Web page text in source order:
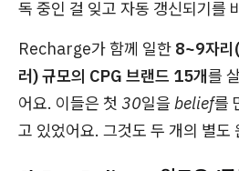
독 중인 걸 잊고 자동 갱신되기를
Recharge가 함께 일한 8~9자리
러) 규모의 CPG 브랜드 15개를
어요. 이들은 첫 30일을 belief를
고 있었어요. 그것도 두 개의 별도